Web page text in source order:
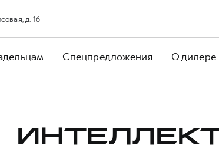
д. 16
Спецпредложения О дилере